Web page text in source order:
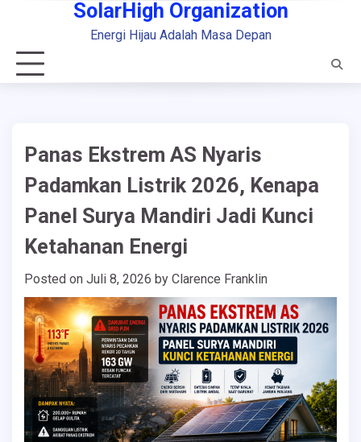
SolarHigh Organization
Energi Hijau Adalah Masa Depan
Panas Ekstrem AS Nyaris
Padamkan Listrik 2026, Kenapa
Panel Surya Mandiri Jadi Kunci
Ketahanan Energi
Posted on Juli 8, 2026 by Clarence Franklin